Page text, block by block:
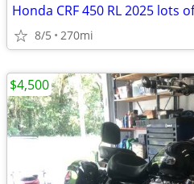
Honda CRF 450 RL 2025 lots
8/5 270mi
$4,500